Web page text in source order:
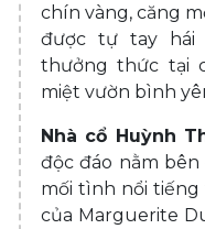
chín vàng, căng
được tự tay hái
thưởng thức tại
miệt vườn bình
Nhà cổ Huỳnh
độc đáo nằm bên
mối tình nổi
của Marguerite